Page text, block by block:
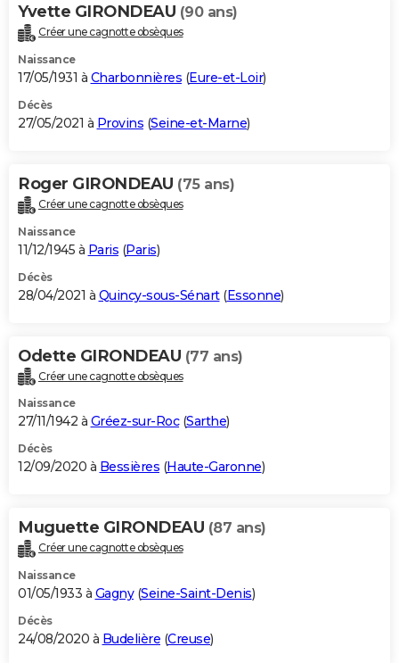
Yvette GIRONDEAU (90 ans)
Créer une cagnotte obsèques
Naissance
17/05/1931 à Charbonnières (Eure-et-Loir)
Décès
27/05/2021 à Provins (Seine-et-Marne)
Roger GIRONDEAU (75 ans)
Créer une cagnotte obsèques
Naissance
11/12/1945 à Paris (Paris)
Décès
28/04/2021 à Quincy-sous-Sénart(Essonne)
Odette GIRONDEAU (77 ans)
Créer une cagnotte obsèques
Naissance
27/11/1942 à Gréez-sur-Roc(Sarthe)
Décès
12/09/2020 à Bessières (Haute-Garonne)
Muguette GIRONDEAU (87 ans)
Créer une cagnotte obsèques
Naissance
01/05/1933 à Gagny(Seine-Saint-Denis)
Décès
24/08/2020 à Budelière (Creuse)